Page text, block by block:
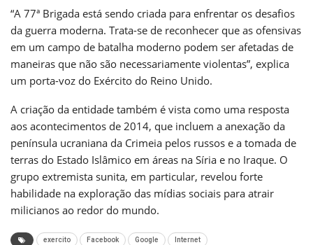
“A 77ª Brigada está sendo criada para enfrentar os desafios
da guerra moderna. Trata-se de reconhecer que as ofensivas
em um campo de batalha moderno podem ser afetadas de
maneiras que não são necessariamente violentas”, explica
um porta-voz do Exército do Reino Unido.
A criação da entidade também é vista como uma resposta
aos acontecimentos de 2014, que incluem a anexação da
península ucraniana da Crimeia pelos russos e a tomada de
terras do Estado Islâmico em áreas na Síria e no Iraque. O
grupo extremista sunita, em particular, revelou forte
habilidade na exploração das mídias sociais para atrair
milicianos ao redor do mundo.
exercito Facebook Google Internet